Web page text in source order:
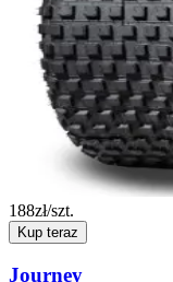
188zł/szt.
Kup teraz
Journey